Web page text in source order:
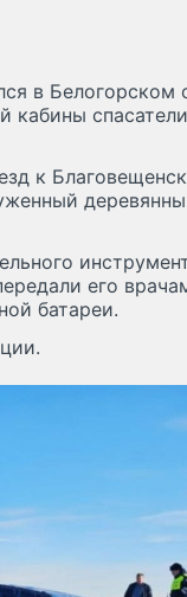
в Белогорском
кабины
к
его
батареи.